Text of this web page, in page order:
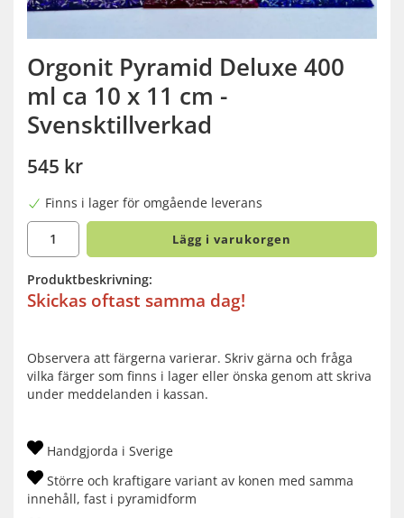
Orgonit Pyramid Deluxe 400
ml ca 10 x 11 cm -
Svensktillverkad
545 kr
Finns i lager för omgående leverans
Lägg i varukorgen
Produktbeskrivning:
Skickas oftast samma dag!
Observera att färgerna varierar. Skriv gärna och fråga
vilka färger som finns i lager eller önska genom att skriva
under meddelanden i kassan.
Handgjorda i Sverige
Större och kraftigare variant av konen med samma
innehåll, fast i pyramidform